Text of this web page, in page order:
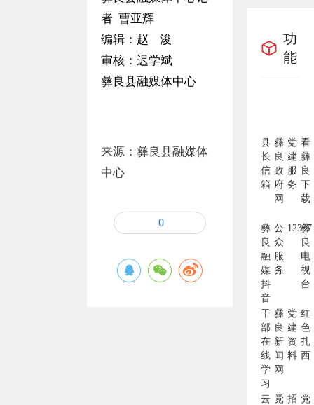
者 曹亚辉
编辑：赵 浚
审核：迟学斌
彝良县融媒体中心
来源：彝良县融媒体
中心
0
功
能
县
长
信
箱
彝
良
政
府
网
党
建
服
务
看
彝
良
下
载
彝
良
融
媒
抖
音
公
众
服
务
12337
彝
良
电
视
台
干
部
在
线
学
习
彝
良
新
闻
网
党
建
资
料
红
色
扎
西
云 党 招 党